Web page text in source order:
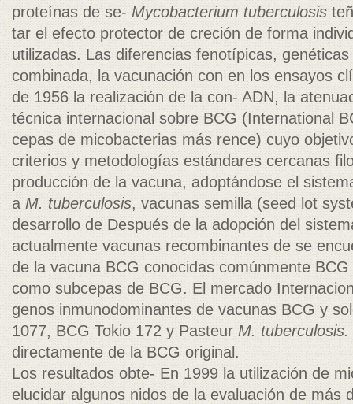
proteínas de se-Mycobacterium tuberculosis
tar el efecto protector de creción de forma
utilizadas. Las diferencias fenotípicas,
combinada, la vacunación con en los ensayos
de 1956 la realización de la con- ADN, la
técnica internacional sobre BCG (International
cepas de micobacterias más rence) cuyo
criterios y metodologías estándares cercanas
producción de la vacuna, adoptándose el
a M. tuberculosis, vacunas semilla (seed lot
desarrollo de Después de la adopción del
actualmente vacunas recombinantes de se
de la vacuna BCG conocidas comúnmente
como subcepas de BCG. El mercado
genos inmunodominantes de vacunas BCG y
1077, BCG Tokio 172 y Pasteur M. tuberculosis.
directamente de la BCG original.
Los resultados obte- En 1999 la utilización de
elucidar algunos nidos de la evaluación de más